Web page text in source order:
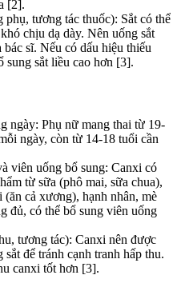
[2].
tương tác thuốc): Sắt có thể
chịu dạ dày. Nên uống sắt
bác sĩ. Nếu có dấu hiệu thiếu
sung sắt liều cao hơn [3].
ngày: Phụ nữ mang thai từ 19-
ngày, còn từ 14-18 tuổi cần
viên uống bổ sung: Canxi có
từ sữa (phô mai, sữa chua),
cả xương), hạnh nhân, mè
đủ, có thể bổ sung viên uống
tương tác): Canxi nên được
để tránh cạnh tranh hấp thu.
canxi tốt hơn [3].